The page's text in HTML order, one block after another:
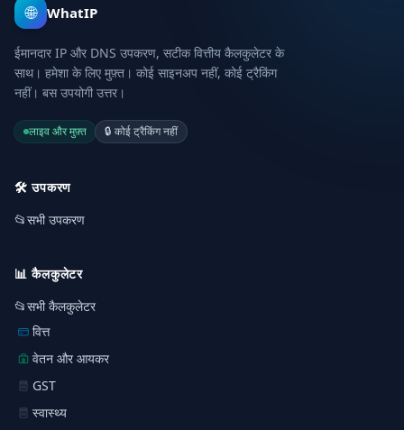
🌐 WhatIP
ईमानदार IP और DNS उपकरण, सटीक वित्तीय कैलकुलेटर के
साथ। हमेशा के लिए मुफ़्त। कोई साइनअप नहीं, कोई ट्रैकिंग
नहीं। बस उपयोगी उत्तर।
लाइव और मुफ़्त 🔒 कोई ट्रैकिंग नहीं
🛠️उपकरण
📂सभी उपकरण
📊कैलकुलेटर
📂सभी कैलकुलेटर
वित्त
वेतन और आयकर
GST
स्वास्थ्य